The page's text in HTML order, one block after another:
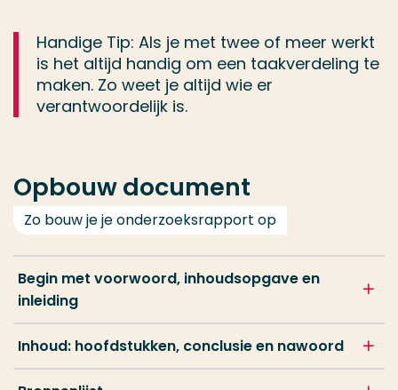
Handige Tip: Als je met twee of meer werkt
is het altijd handig om een taakverdeling te
maken. Zo weet je altijd wie er
verantwoordelijk is.
Opbouw document
Zo bouw je je onderzoeksrapport op
Begin met voorwoord, inhoudsopgave en
inleiding
Inhoud: hoofdstukken, conclusie en nawoord